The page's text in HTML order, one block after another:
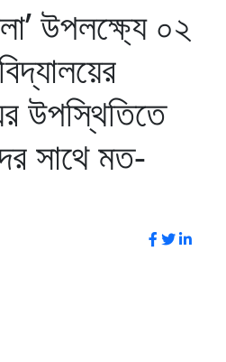
উপলক্ষ্যে ০২
উপস্থিতিতে
সাথে মত-